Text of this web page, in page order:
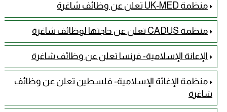
منظمة UK-MED تعلن عن وظائف شاغرة
منظمة CADUS تعلن عن حاجتها لوظائف شاغرة
الإعانة الإسلامية- فرنسا تعلن عن وظائف شاغرة
منظمة الإغاثة الإسلامية- فلسطين تعلن عن وظائف
شاغرة